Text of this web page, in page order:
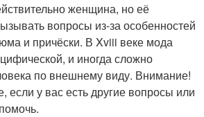
женщина, но её
вопросы из-за особенностей
и причёски. В Xviii веке мода
и иногда сложно
по внешнему виду. Внимание!
если у вас есть другие вопросы или